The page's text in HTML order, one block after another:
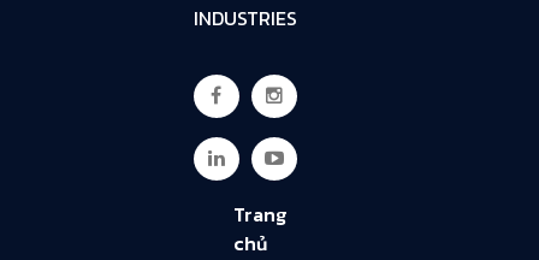
INDUSTRIES
Trang
chủ